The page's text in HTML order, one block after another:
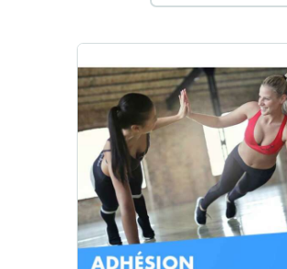
NEWS
VADEMECUM
J’ADHÈRE EN LIGNE
SE CONNECTER